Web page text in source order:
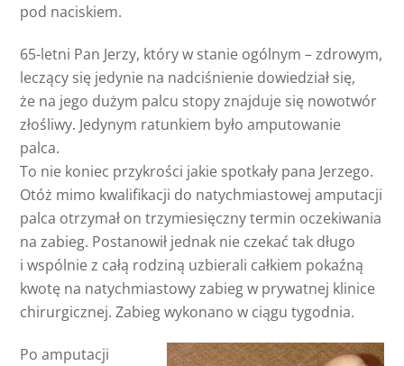
pod naciskiem.
65-letni Pan Jerzy, który w stanie ogólnym – zdrowym,
leczący się jedynie na nadciśnienie dowiedział się,
że na jego dużym palcu stopy znajduje się nowotwór
złośliwy. Jedynym ratunkiem było amputowanie
palca.
To nie koniec przykrości jakie spotkały pana Jerzego.
Otóż mimo kwalifikacji do natychmiastowej amputacji
palca otrzymał on trzymiesięczny termin oczekiwania
na zabieg. Postanowił jednak nie czekać tak długo
i wspólnie z całą rodziną uzbierali całkiem pokaźną
kwotę na natychmiastowy zabieg w prywatnej klinice
chirurgicznej. Zabieg wykonano w ciągu tygodnia.
Po amputacji